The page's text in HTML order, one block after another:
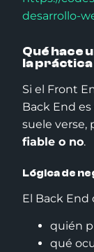
desarrollo-
Qué hace
la práctica
Si el Front
Back End
suele verse,
fiable o no.
Lógica de
El Back End
quién
qué